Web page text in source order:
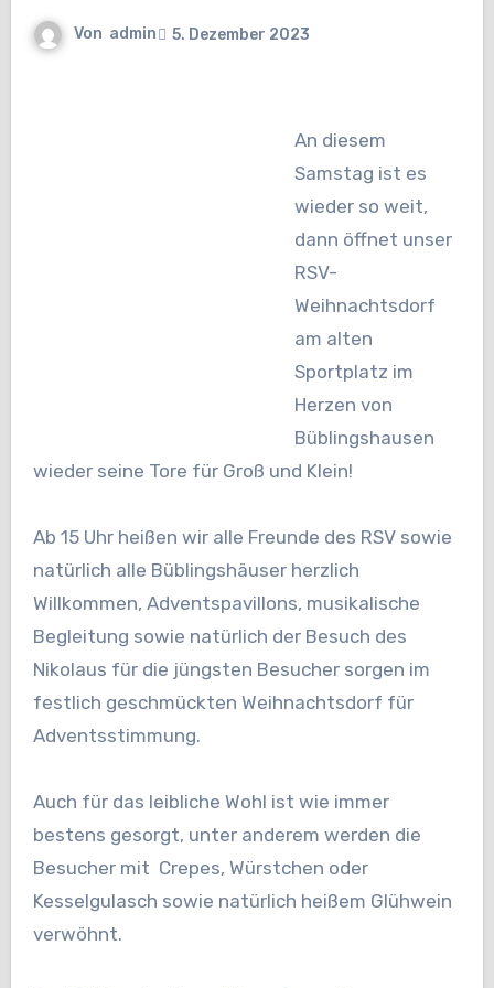
Von admin 5. Dezember 2023
An diesem
Samstag ist es
wieder so weit,
dann öffnet unser
RSV-
Weihnachtsdorf
am alten
Sportplatz im
Herzen von
Büblingshausen
wieder seine Tore für Groß und Klein!
Ab 15 Uhr heißen wir alle Freunde des RSV sowie
natürlich alle Büblingshäuser herzlich
Willkommen, Adventspavillons, musikalische
Begleitung sowie natürlich der Besuch des
Nikolaus für die jüngsten Besucher sorgen im
festlich geschmückten Weihnachtsdorf für
Adventsstimmung.
Auch für das leibliche Wohl ist wie immer
bestens gesorgt, unter anderem werden die
Besucher mit Crepes, Würstchen oder
Kesselgulasch sowie natürlich heißem Glühwein
verwöhnt.